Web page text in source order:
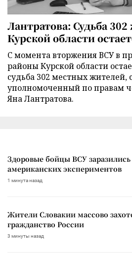
Лантратова: Судьба
Курской области
С момента вторжения ВСУ в
районы Курской области
судьба 302 местных жителей,
уполномоченный по правам
Яна Лантратова.
Здоровые бойцы ВСУ
американских экспериментов
1 минута назад
Жители Словакии массово
гражданство России
3 минуты назад